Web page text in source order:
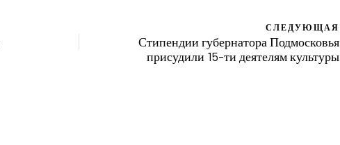
СЛЕДУЮЩАЯ
Стипендии губернатора Подмосковья
присудили 15-ти деятелям культуры